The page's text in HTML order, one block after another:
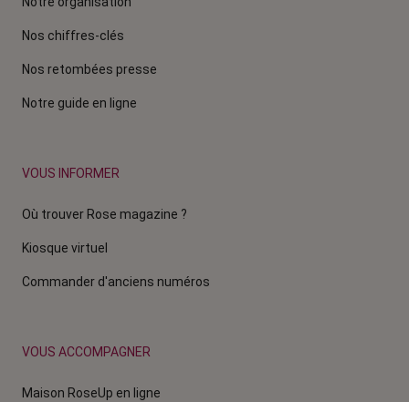
Nos chiffres-clés
Nos retombées presse
Notre guide en ligne
VOUS INFORMER
Où trouver Rose magazine ?
Kiosque virtuel
Commander d'anciens numéros
VOUS ACCOMPAGNER
Maison RoseUp en ligne